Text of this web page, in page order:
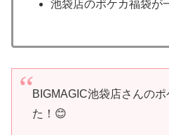
池袋店のポケカ福袋が
BIGMAGIC池袋店さんの
た！😊